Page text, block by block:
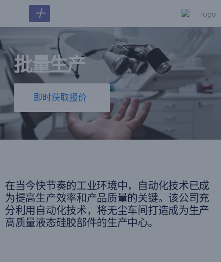
＋
批量生产
即时获取报价
在当今快节奏的工业环境中，自动化技术已成
为提高生产效率和产品质量的关键。该公司充
分利用自动化技术，将无尘车间打造成为生产
高质量液态硅胶部件的生产中心。